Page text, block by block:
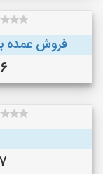
فروش عمده